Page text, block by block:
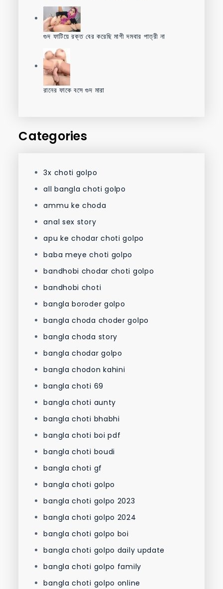
গুদ ফাটিয়ে রক্ত বের করেছি মাগী দমবার পাত্রী না
রানের ফাকে বসে গুদ মারা
Categories
3x choti golpo
all bangla choti golpo
ammu ke choda
anal sex story
apu ke chodar choti golpo
baba meye choti golpo
bandhobi chodar choti golpo
bandhobi choti
bangla boroder golpo
bangla choda choder golpo
bangla choda story
bangla chodar golpo
bangla chodon kahini
bangla choti 69
bangla choti aunty
bangla choti bhabhi
bangla choti boi pdf
bangla choti boudi
bangla choti gf
bangla choti golpo
bangla choti golpo 2023
bangla choti golpo 2024
bangla choti golpo boi
bangla choti golpo daily update
bangla choti golpo family
bangla choti golpo online